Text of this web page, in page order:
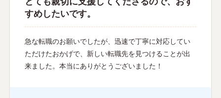
すめしたいです。
急な転職のお願いでしたが、迅速で丁寧に対応してい
ただけたおかげで、新しい転職先を見つけることが出
来ました。本当にありがとうございました！